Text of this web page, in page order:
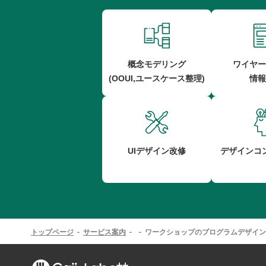
概念モデリング
(OOUI,ユースケース整理)
ワイヤ
情
UIデザイン改修 デザインコ
トップページ サービス案内 ワークショップのプログラムデザイ